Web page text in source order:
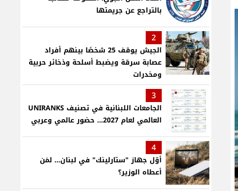
بالتراجع عن جريمتها
2
الجيش يوقف 25 شخصًا بينهم أفراد
عصابة سرقة ويضبط أسلحة وذخائر حربية
ومخدرات
3
الجامعات اللبنانية في تصنيف UNIRANKS
العالمي لعام 2027... حضور عالمي وعربي
4
أوّل جهاز "ستارلينك" في لبنان... لمَن
أعطاه الوزير؟